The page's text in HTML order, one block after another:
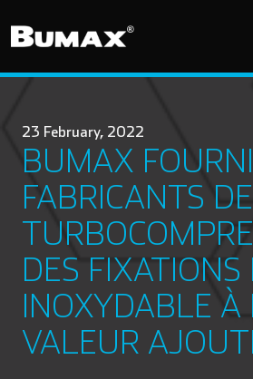
23 February, 2022
BUMAX
FABRICANTS DE
DES FIXATIONS
INOXYDABLE À
VALEUR